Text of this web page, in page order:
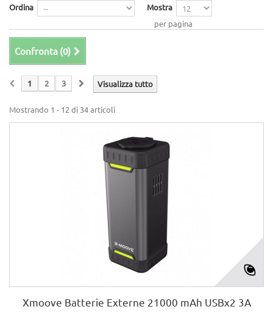
Ordina
Mostra
per pagina
Confronta (0)
Visualizza tutto
1 2 3
Mostrando 1 - 12 di 34 articoli
Xmoove Batterie Externe 21000 mAh USBx2 3A